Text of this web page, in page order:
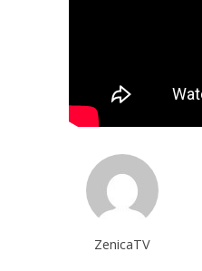
ZenicaTV